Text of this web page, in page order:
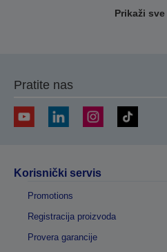
Prikaži sve
Pratite nas
Korisnički servis
Promotions
Registracija proizvoda
Provera garancije